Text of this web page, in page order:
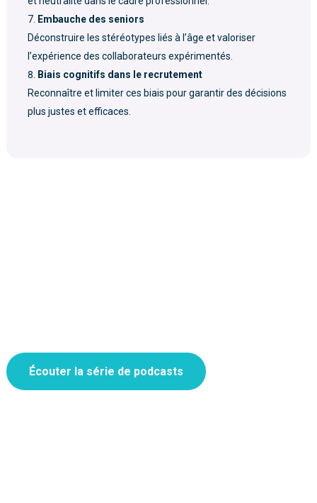
Embauche des seniors
Déconstruire les stéréotypes liés à l’âge et valoriser
l’expérience des collaborateurs expérimentés.
Biais cognitifs dans le recrutement
Reconnaître et limiter ces biais pour garantir des décisions
plus justes et efficaces.
Écouter la série de podcasts